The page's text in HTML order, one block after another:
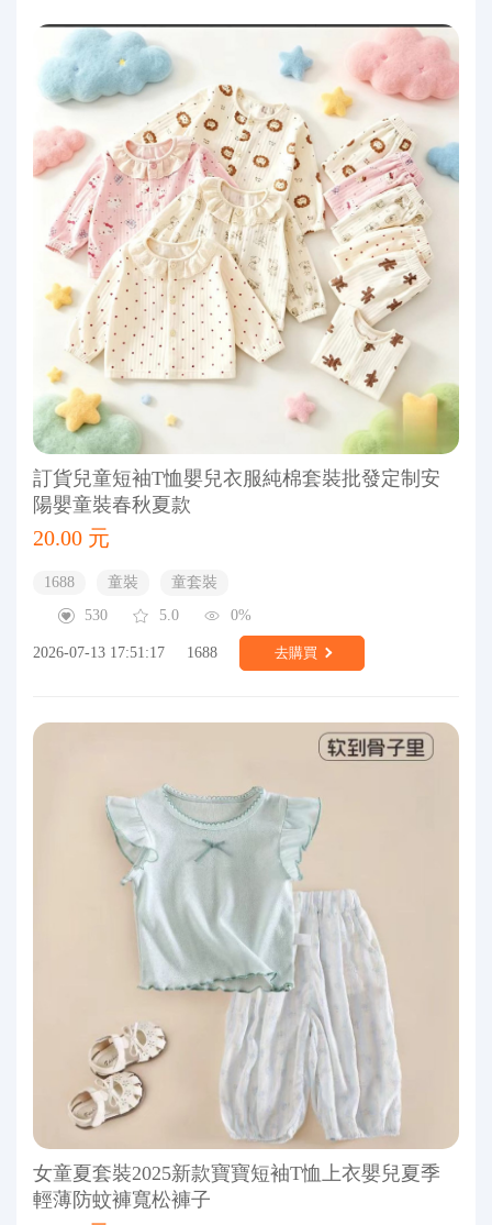
訂貨兒童短袖T恤嬰兒衣服純棉套裝批發定制安
陽嬰童裝春秋夏款
20.00 元
1688 童裝
童套裝
530
5.0 0%
2026-07-13 17:51:17 1688 去購買
女童夏套裝2025新款寶寶短袖T恤上衣嬰兒夏季
輕薄防蚊褲寬松褲子